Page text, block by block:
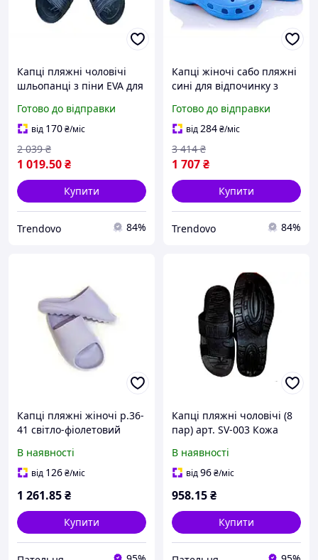
Капці пляжні чоловічі
шльопанці з піни EVA для
антиковзкі
Готово до відправки
від 170₴/міс
1 019.50₴
2 039 ₴
Купити
Trendovo 84%
Капці жіночі сабо пляжні
сині для відпочинку з
амортизацією
Готово до відправки
від284₴/міс
1 707₴
3 414 ₴
Купити
Trendovo 84%
Капці пляжні жіночі р.36-
41 світло-фіолетовий
CROSS
В наявності
від 126₴/міс
1 261.85₴
Купити
Капці пляжні чоловічі (8
пар) арт. SV-003 Кожа
В наявності
від96₴/міс
958.15₴
Купити